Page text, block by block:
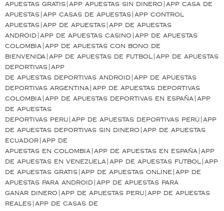
apuestas gratis|app apuestas sin dinero|app casa de
apuestas|app casas de apuestas|app control
apuestas|app de apuestas|app de apuestas
android|app de apuestas casino|app de apuestas
colombia|app de apuestas con bono de
bienvenida|app de apuestas de futbol|app de apuestas
deportivas|app
de apuestas deportivas android|app de apuestas
deportivas argentina|app de apuestas deportivas
colombia|app de apuestas deportivas en españa|app
de apuestas
deportivas peru|app de apuestas deportivas perú|app
de apuestas deportivas sin dinero|app de apuestas
ecuador|app de
apuestas en colombia|app de apuestas en españa|app
de apuestas en venezuela|app de apuestas futbol|app
de apuestas gratis|app de apuestas online|app de
apuestas para android|app de apuestas para
ganar dinero|app de apuestas peru|app de apuestas
reales|app de casas de